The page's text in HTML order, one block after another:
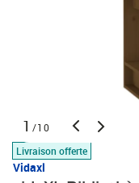
1 /10
Livraison offerte
Vidaxl